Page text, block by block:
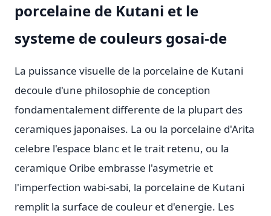
porcelaine de Kutani et le
systeme de couleurs gosai-de
La puissance visuelle de la porcelaine de Kutani
decoule d'une philosophie de conception
fondamentalement differente de la plupart des
ceramiques japonaises. La ou la porcelaine d'Arita
celebre l'espace blanc et le trait retenu, ou la
ceramique Oribe embrasse l'asymetrie et
l'imperfection wabi-sabi, la porcelaine de Kutani
remplit la surface de couleur et d'energie. Les